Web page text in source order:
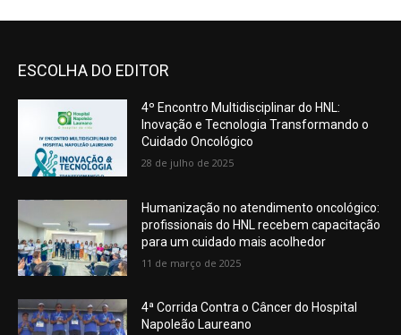
ESCOLHA DO EDITOR
4º Encontro Multidisciplinar do HNL:
Inovação e Tecnologia Transformando o
Cuidado Oncológico
28 de julho de 2025
Humanização no atendimento oncológico:
profissionais do HNL recebem capacitação
para um cuidado mais acolhedor
11 de março de 2025
4ª Corrida Contra o Câncer do Hospital
Napoleão Laureano